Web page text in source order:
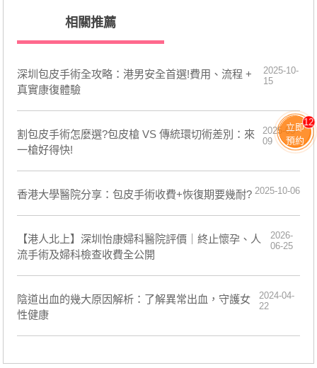
相關推薦
深圳包皮手術全攻略：港男安全首選!費用、流程 +
真實康復體驗
2025-10-
15
割包皮手術怎麼選?包皮槍 VS 傳統環切術差別：來
一槍好得快!
2025-05-
09
香港大學醫院分享：包皮手術收費+恢復期要幾耐? 2025-10-06
【港人北上】深圳怡康婦科醫院評價｜終止懷孕、人
流手術及婦科檢查收費全公開
2026-
06-25
陰道出血的幾大原因解析：了解異常出血，守護女
性健康
2024-04-
22
立即
預約
12